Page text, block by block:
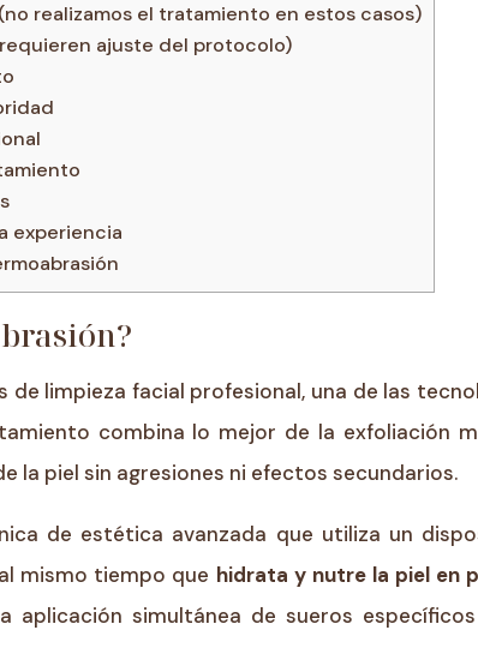
realizamos el tratamiento en estos casos)
ajuste del protocolo)
experiencia
de limpieza facial profesional, una de las
combina lo mejor de la exfoliación
la piel sin agresiones ni efectos secundarios.
de estética avanzada que utiliza un
mismo tiempo que hidrata y nutre la piel en
aplicación simultánea de sueros